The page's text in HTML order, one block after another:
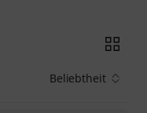
Beliebtheit